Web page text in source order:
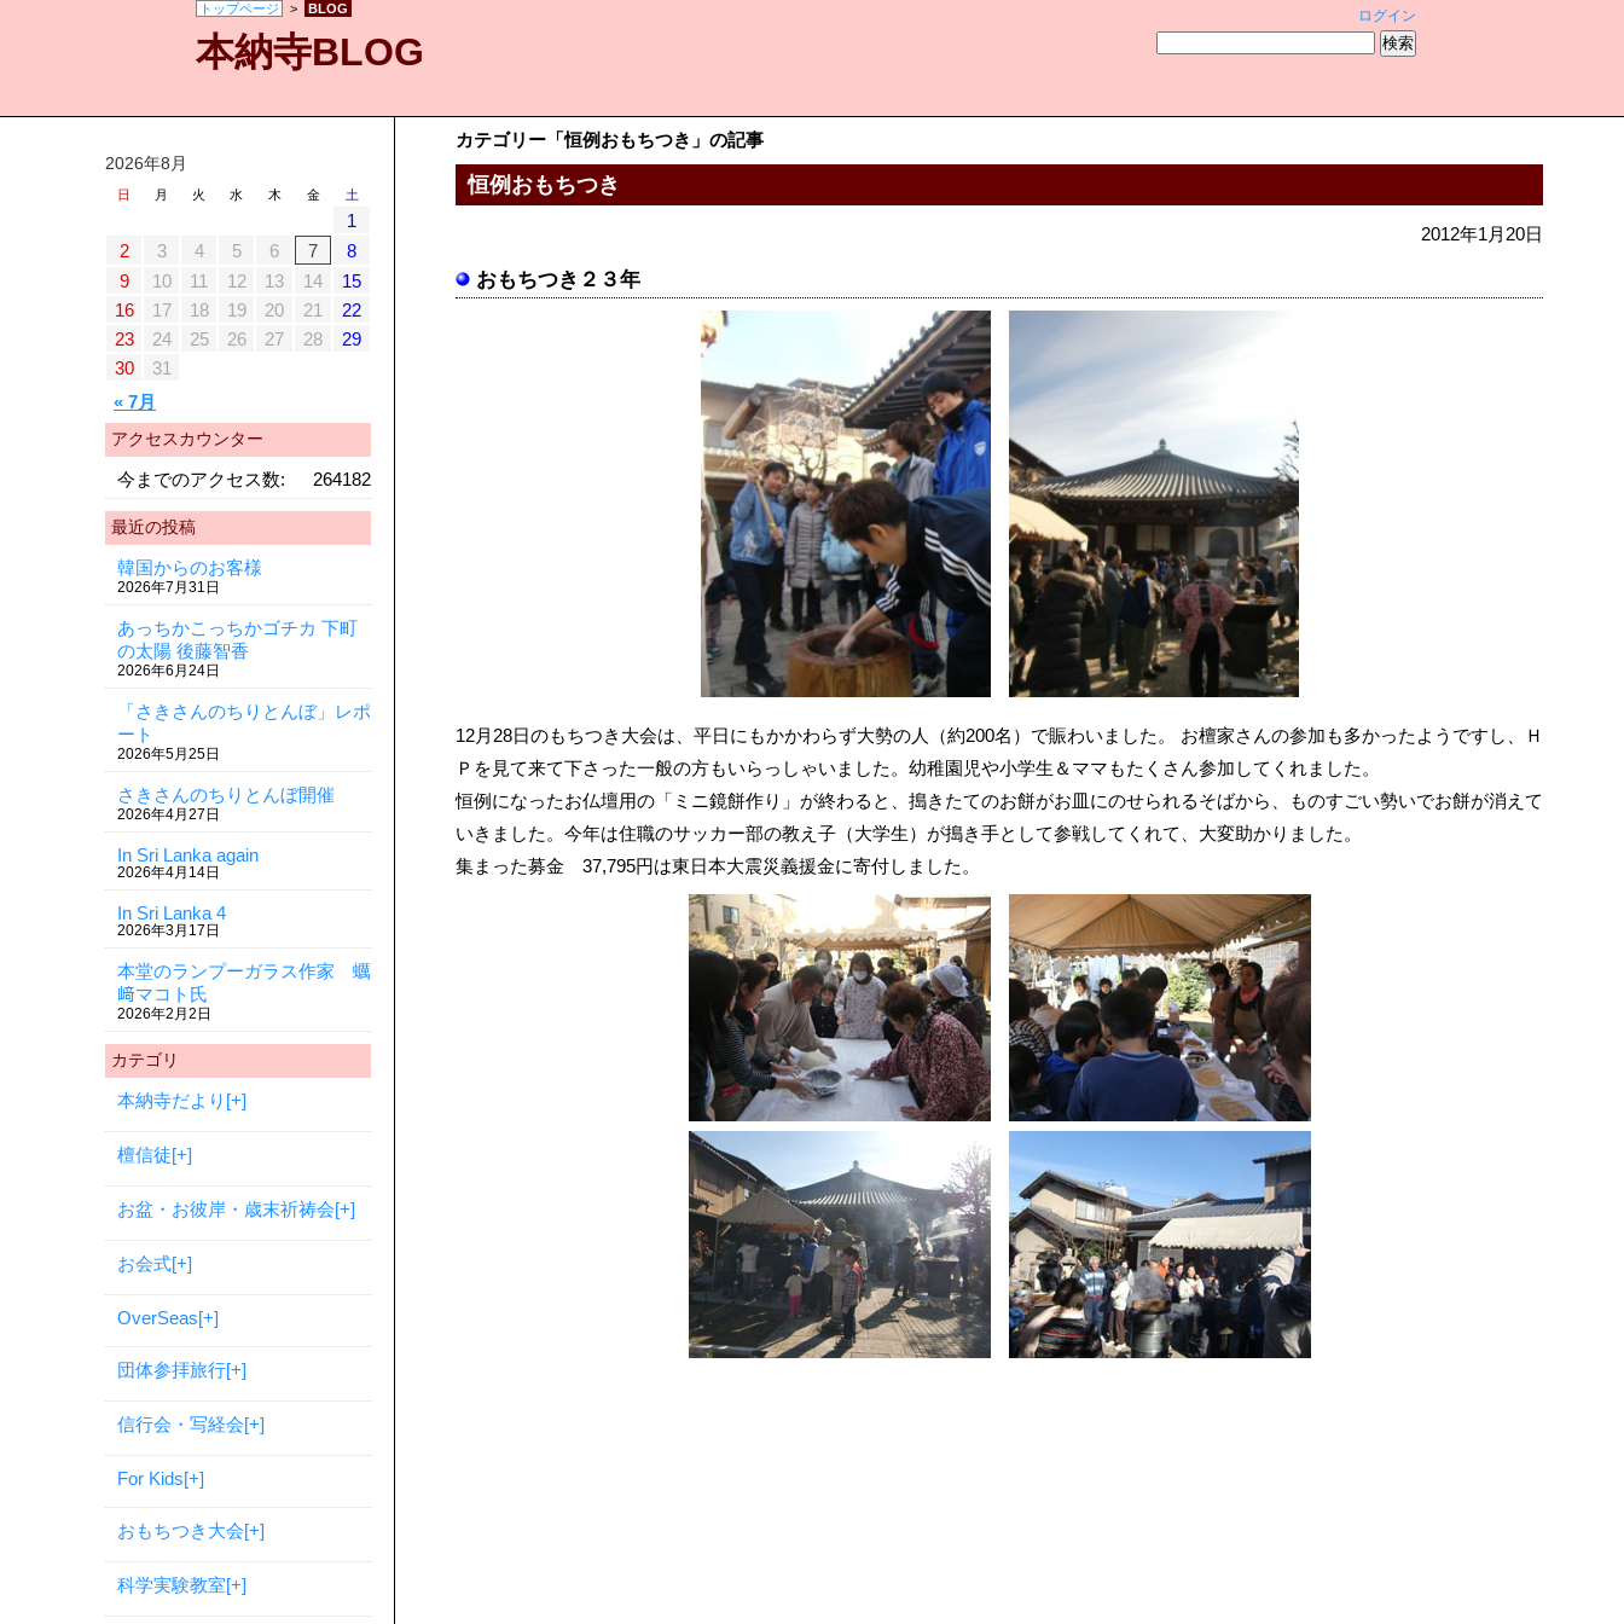
ログイン
本納寺BLOG
トップページ > BLOG
2026年8月
日 月 火 水 木 金 土
« 7月
1
2
3 4 5 6 7
8
9
10 11 12 13 14
15
16
17 18 19 20 21
22
23
24 25 26 27 28
29
30
31
アクセスカウンター
264182
今までのアクセス数:
最近の投稿
韓国からのお客様
2026年7月31日
あっちかこっちかゴチカ 下町
の太陽 後藤智香
2026年6月24日
「さきさんのちりとんぼ」レポ
ート
2026年5月25日
さきさんのちりとんぼ開催
2026年4月27日
In Sri Lanka again
2026年4月14日
In Sri Lanka 4
2026年3月17日
本堂のランプーガラス作家 蠣
﨑マコト氏
2026年2月2日
カテゴリ
本納寺だより [+]
檀信徒[+]
お盆・お彼岸・歳末祈祷会[+]
お会式[+]
OverSeas[+]
団体参拝旅行[+]
信行会・写経会[+]
For Kids[+]
おもちつき大会[+]
科学実験教室[+]
カテゴリー「恒例おもちつき」の記事
恒例おもちつき
2012年1月20日
おもちつき２３年
12月28日のもちつき大会は、平日にもかかわらず大勢の人（約200名）で賑わいました。 お檀家さんの参加も多かったようですし、Ｈ
Ｐを見て来て下さった一般の方もいらっしゃいました。幼稚園児や小学生＆ママもたくさん参加してくれました。
恒例になったお仏壇用の「ミニ鏡餅作り」が終わると、搗きたてのお餅がお皿にのせられるそばから、ものすごい勢いでお餅が消えて
いきました。今年は住職のサッカー部の教え子（大学生）が搗き手として参戦してくれて、大変助かりました。
集まった募金 37,795円は東日本大震災義援金に寄付しました。